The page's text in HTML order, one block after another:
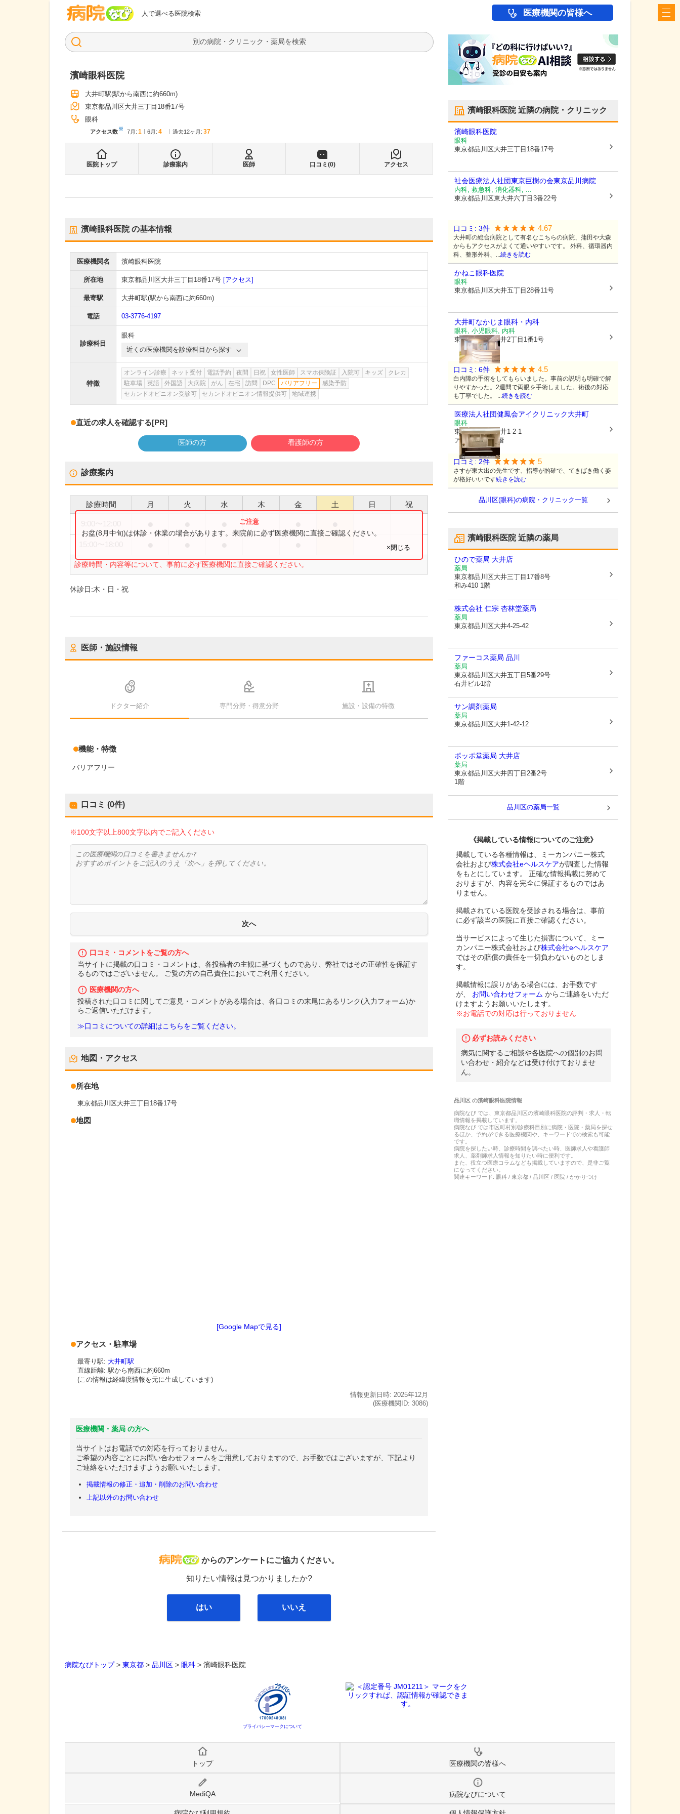
人で選べる医院検索
病院なび 医療機関の皆様へ
検索
濱崎眼科医院
大井町駅(駅から南西に約660m)
東京都品川区大井三丁目18番17号
眼科
アクセス数※ 7月 : 1 6月 : 4 過去12ヶ月: 37
医院トップ 診療案内 医師 口コミ(0) アクセス
濱崎眼科医院の基本情報
医療機関名 濱崎眼科医院
所在地 東京都品川区大井三丁目18番17号 [アクセス]
最寄駅 大井町駅(駅から南西に約660m)
電話 03-3776-4197
診療科目
眼科
近くの医療機関を診療科目から探す
特徴
オンライン診療 ネット受付 電話予約 夜間 日祝 女性医師 スマホ保険証 入院可 キッズ
クレカ
駐車場
英語 外国語 大病院 がん 在宅 訪問 DPC バリアフリー
感染予防
セカンドオピニオン受診可
セカンドオピニオン情報提供可 地域連携
直近の求人を確認する[PR]
医師の方 看護師の方
診療案内
診療時間 月 火 水 木 金 土 日 祝
診療時間・内容等について、事前に必ず医療機関に直接ご確認ください。
お盆(8月中旬)は休診・休業の場合があります。来院前に必ず医療機関に直接ご確認ください。
×閉じる
休診日:木・日・祝
医師・施設情報
ドクター紹介 専門分野・得意分野 施設・設備の特徴
機能・特徴
バリアフリー
口コミ (0件)
※100文字以上800文字以内でご記入ください
口コミ・コメントをご覧の方へ
当サイトに掲載の口コミ・コメントは、各投稿者の主観に基づくものであり、弊社ではその正確性を保証す
るものではございません。 ご覧の方の自己責任においてご利用ください。
医療機関の方へ
投稿された口コミに関してご意見・コメントがある場合は、各口コミの末尾にあるリンク(入力フォーム)か
らご返信いただけます。
≫口コミについての詳細はこちらをご覧ください。
地図・アクセス
所在地
東京都品川区大井三丁目18番17号
地図
[Google Mapで見る]
アクセス・駐車場
最寄り駅: 大井町駅
直線距離: 駅から南西に約660m
(この情報は経緯度情報を元に生成しています)
情報更新日時: 2025年12月
(医療機関ID: 3086)
医療機関・薬局 の方へ
当サイトはお電話での対応を行っておりません。
ご希望の内容ごとにお問い合わせフォームをご用意しておりますので、お手数ではございますが、下記より
ご連絡をいただけますようお願いいたします。
掲載情報の修正・追加・削除のお問い合わせ
上記以外のお問い合わせ
病院なび
からのアンケートにご協力ください。
知りたい情報は見つかりましたか?
はい いいえ
濱崎眼科医院近隣の病院・クリニック
濱崎眼科医院
眼科
東京都品川区大井三丁目18番17号
社会医療法人社団東京巨樹の会東京品川病院
内科, 救急科, 消化器科, ...
東京都品川区東大井六丁目3番22号
口コミ: 3件 4.67
大井町の総合病院として有名なこちらの病院、蒲田や大森
からもアクセスがよくて通いやすいです。 外科、循環器内
科、整形外科、...続きを読む
かねこ眼科医院
眼科
東京都品川区大井五丁目28番11号
大井町なかじま眼科・内科
眼科, 小児眼科, 内科
東京都品川区大井2丁目1番1号
口コミ: 6件 4.5
白内障の手術をしてもらいました。事前の説明も明確で解
りやすかった。2週間で両眼を手術しました。術後の対応
も丁寧でした。 ...続きを読む
医療法人社団健鳳会アイクリニック大井町
眼科
東京都品川区大井1-2-1
アトレ大井町5階
口コミ: 2件 5
さすが東大出の先生です、指導が的確で、てきばき働く姿
が格好いいです続きを読む
品川区(眼科)の病院・クリニック一覧
濱崎眼科医院近隣の薬局
ひので薬局 大井店
薬局
東京都品川区大井三丁目17番8号
和み410 1階
株式会社 仁宗 杏林堂薬局
薬局
東京都品川区大井4-25-42
ファーコス薬局 品川
薬局
東京都品川区大井五丁目5番29号
石井ビル1階
サン調剤薬局
薬局
東京都品川区大井1-42-12
ポッポ堂薬局 大井店
薬局
東京都品川区大井四丁目2番2号
1階
品川区の薬局一覧
《掲載している情報についてのご注意》
掲載している各種情報は、ミーカンパニー株式
会社および株式会社eヘルスケアが調査した情報
をもとにしています。 正確な情報掲載に努めて
おりますが、内容を完全に保証するものではあ
りません。
掲載されている医院を受診される場合は、事前
に必ず該当の医院に直接ご確認ください。
当サービスによって生じた損害について、ミー
カンパニー株式会社および株式会社eヘルスケア
ではその賠償の責任を一切負わないものとしま
す。
掲載情報に誤りがある場合には、お手数です
が、
お問い合わせフォーム からご連絡をいただ
けますようお願いいたします。
※お電話での対応は行っておりません
必ずお読みください
病気に関するご相談や各医院への個別のお問
い合わせ・紹介などは受け付けておりませ
ん。
品川区の濱崎眼科医院情報
病院なび では、 東京都品川区の濱崎眼科医院の評判・求人・転
職情報を掲載しています。
病院なび では市区町村別/診療科目別に病院・医院・薬局を探せ
るほか、予約ができる医療機関や、キーワードでの検索も可能
です。
病院を探したい時、診療時間を調べたい時、医師求人や看護師
求人、薬剤師求人情報を知りたい時に便利です。
また、役立つ医療コラムなども掲載していますので、是非ご覧
になってください。
関連キーワード: 眼科 / 東京都 / 品川区 / 医院 / かかりつけ
病院なびトップ> 東京都 > 品川区 > 眼科 > 濱崎眼科医院
プライバシーマークについて
トップ 医療機関の皆様へ
MediQA 病院なびについて